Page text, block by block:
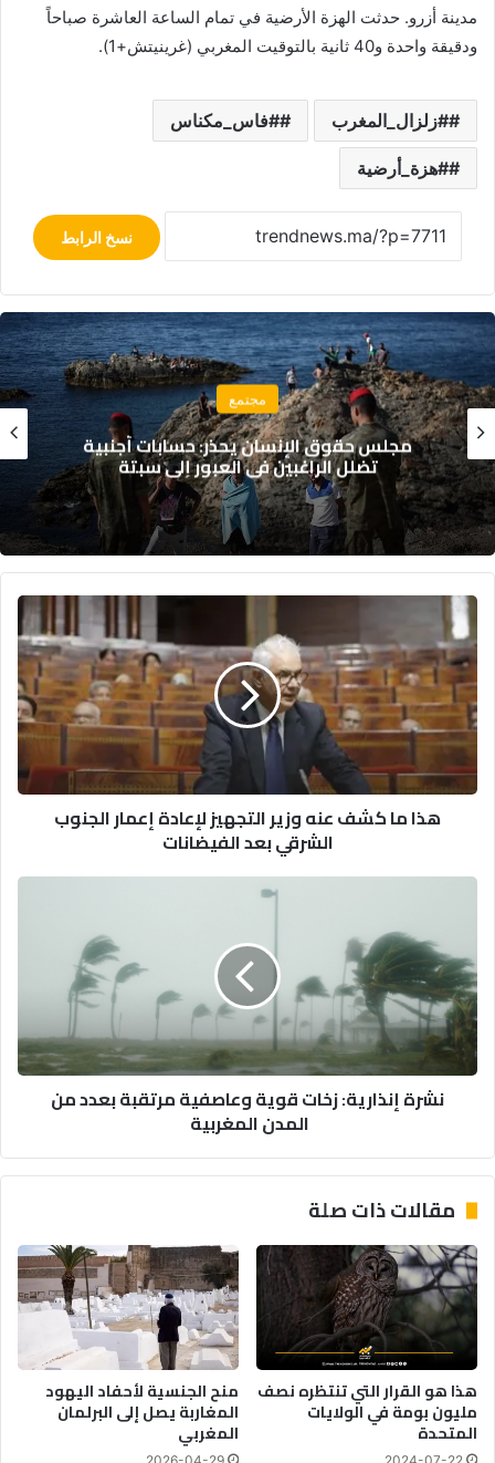
مدينة أزرو. حدثت الهزة الأرضية في تمام الساعة العاشرة صباحاً
ودقيقة واحدة و40 ثانية بالتوقيت المغربي (غرينيتش+1).
#زلزال_المغرب #فاس_مكناس
#هزة_أرضية
نسخ الرابط
رياضة
المغرب يُعزز منظومة تكوين كرة القدم بقواعد
تنظيمية جديدة
هذا
ما
كشف
عنه
وزير
التجهيز
لإعادة
إعمار
الجنوب
الشرقيهذا ما كشف عنه وزير التجهيز لإعادة إعمار الجنوب
الشرقي بعد الفيضانات
قوية
وعاصفية
مرتقبة
بعدد
من
المدن
المغربيةنشرة إنذارية: زخات قوية وعاصفية مرتقبة بعدد من
المدن المغربية
مقالات ذات صلة
هذا هو القرار التي تنتظره نصف
مليون بومة في الولايات
المتحدة
2024-07-22
منح الجنسية لأحفاد اليهود
المغاربة يصل إلى البرلمان
المغربي
2026-04-29